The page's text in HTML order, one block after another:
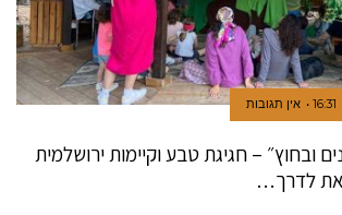
16:31 אין תגובות
ובחוץ״ – חגיגת טבע וקיימות ירושלמית
לדרך…